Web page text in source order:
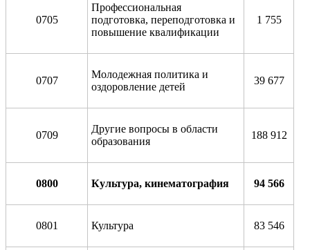
0705
Профессиональная
подготовка, переподготовка и
повышение квалификации
1 755
0707
Молодежная политика и
оздоровление детей
39 677
0709
Другие вопросы в области
образования
188 912
0800 Культура, кинематография 94 566
0801 Культура 83 546